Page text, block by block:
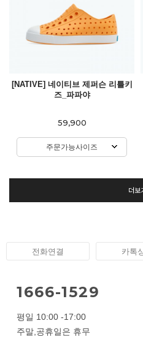
[NATIVE] 네이티브 제퍼슨 리틀키
즈_파파야
59,900
주문가능사이즈
더보
전화연결 카톡
1666-1529
평일 10:00 -17:00
주말,공휴일은 휴무